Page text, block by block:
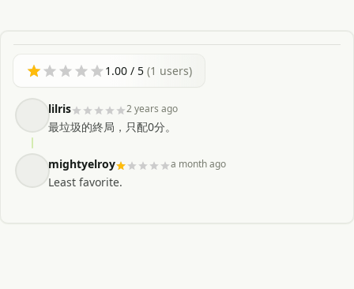
1.00 / 5 (1 users)
lilris 2 years ago
最垃圾的終局，只配0分。
mightyelroy a month ago
Least favorite.